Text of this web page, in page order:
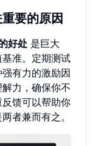
要的原因
好处 是巨大
准。定期测试
有力的激励因
力，确保你不
馈可以帮助你
者兼而有之。